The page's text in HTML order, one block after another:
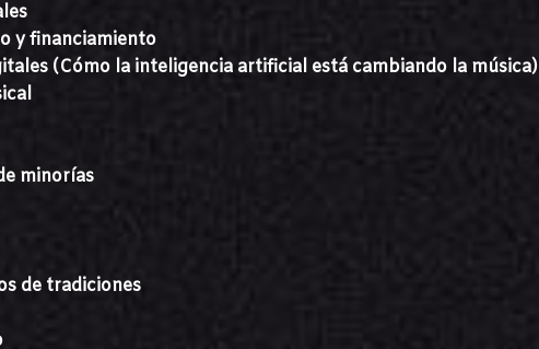
y financiamiento
(Cómo la inteligencia artificial está cambiando la música)
minorías
de tradiciones